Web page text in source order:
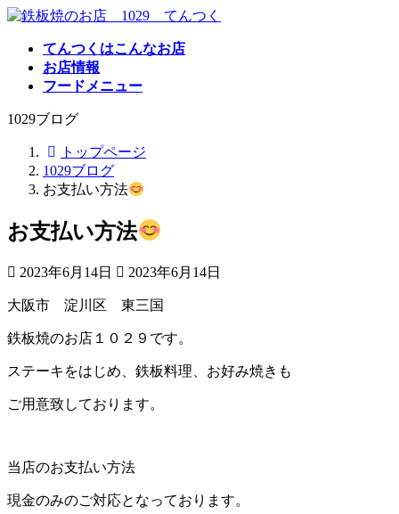
コ
ス
ナ
ン
てんつくはこんなお店
お店情報
フードメニュー
1029ブログ
トップページ
1029ブログ
お支払い方法
お支払い方法
2023年6月14日
最
更
日
時
2023年6月14日
大阪市 淀川区 東三国
鉄板焼のお店１０２９です。
ステーキをはじめ、鉄板料理、お好み焼きも
ご用意致しております。
当店のお支払い方法
現金のみのご対応となっております。